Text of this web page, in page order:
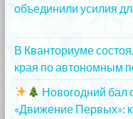
объединили усилия
В Кванториуме
края по автономным
Новогодний бал
«Движение Первых»: